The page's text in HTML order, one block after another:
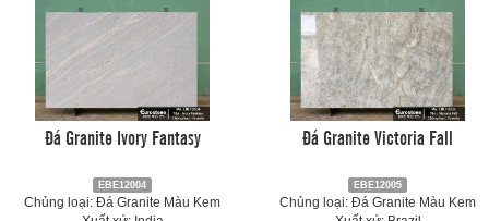
Đá Granite Ivory Fantasy
EBE12004
Chủng loại: Đá Granite Màu Kem
Đá Granite Victoria Fall
EBE12005
Chủng loại: Đá Granite Màu Kem